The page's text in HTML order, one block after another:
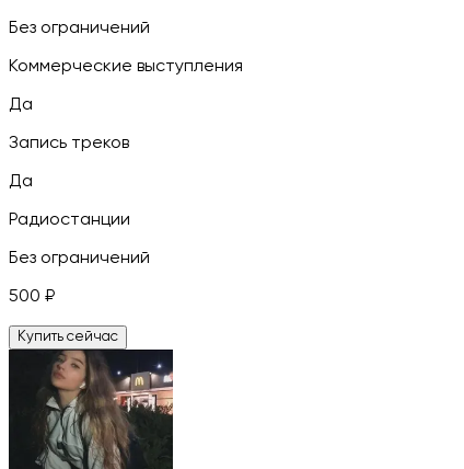
Без ограничений
Коммерческие выступления
Да
Запись треков
Да
Радиостанции
Без ограничений
500 ₽
Купить сейчас